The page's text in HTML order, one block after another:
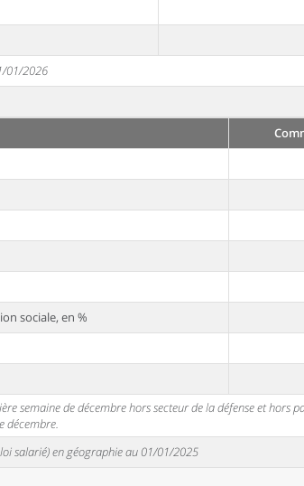
01/2026
sociale, en %
semaine de décembre hors secteur de la défense et hors
décembre.
salarié) en géographie au 01/01/2025